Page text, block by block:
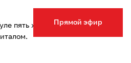
Прямой эфир
пять женщинобвиняются в